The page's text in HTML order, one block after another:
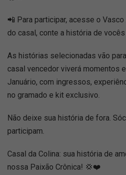
📲 Para participar, acesse o
do casal, conte a história de
As histórias selecionadas vão
casal vencedor viverá momentos
Januário, com ingressos,
no gramado e kit exclusivo.
Não deixe sua história de fora.
participam.
Casal da Colina: sua história de
nossa Paixão Crônica! 💢❤️